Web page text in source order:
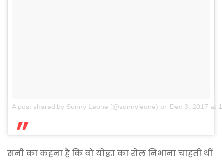
A post shared by Sunny Leone (@sunnyleone) on Dec 3, 2017 at
सनी का कहना है कि वो योद्धा का रोल निभाना चाहती थीं